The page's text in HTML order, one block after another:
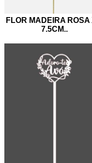
FLOR MADEIRA ROSA
7.5CM..